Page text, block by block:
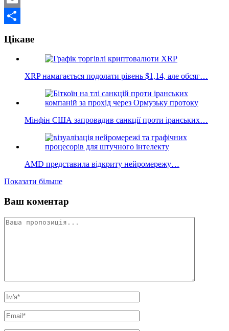
Email
Цікаве
XRP намагається подолати рівень $1,14, але обсяг…
Мінфін США запровадив санкції проти іранських…
AMD представила відкриту нейромережу…
Показати більше
Ваш коментар